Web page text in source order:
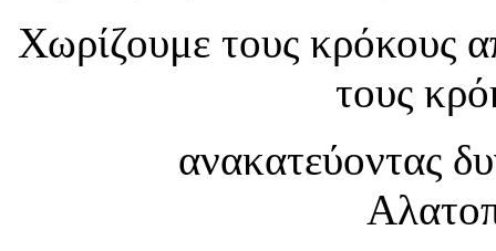
Χωρίζουμε τους κρόκους
τους
ανακατεύοντας